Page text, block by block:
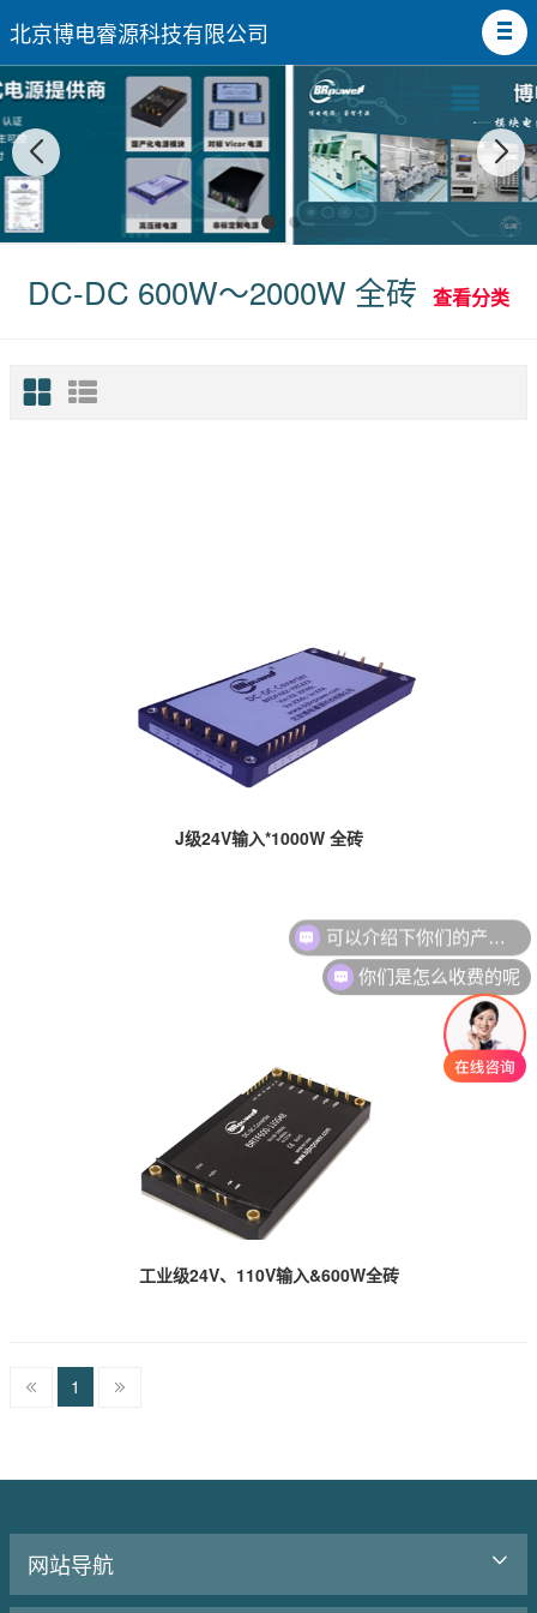
北京博电睿源科技有限公司
查看分类
DC-DC 600W～2000W 全砖
J级24V输入*1000W 全砖
工业级24V、110V输入&600W全砖
1
网站导航
可以介绍下你们的产品么
你们是怎么收费的呢